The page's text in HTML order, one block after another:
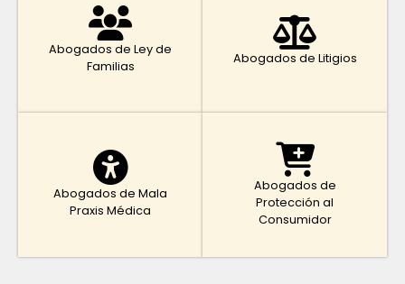
Abogados de Ley de
Familias
Abogados de Litigios
Abogados de Mala
Praxis Médica
Abogados de
Protección al
Consumidor